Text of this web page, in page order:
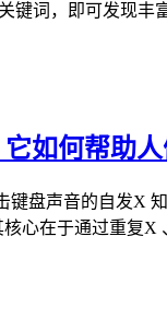
键词，即可发现
如何帮助人
键盘声音的自发X
心在于通过重复X